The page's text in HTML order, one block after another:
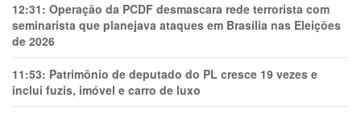
12:31: Operação da PCDF desmascara rede terrorista com
seminarista que planejava ataques em Brasília nas Eleições
de 2026
11:53: Patrimônio de deputado do PL cresce 19 vezes e
inclui fuzis, imóvel e carro de luxo